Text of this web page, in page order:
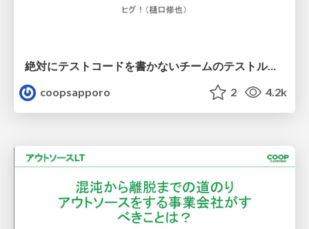
絶対にテストコードを書かないチームのテストルール
coopsapporo
2 4.2k